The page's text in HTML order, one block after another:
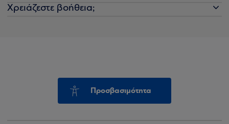
Χρειάζεστε βοήθεια;
Προσβασιμότητα